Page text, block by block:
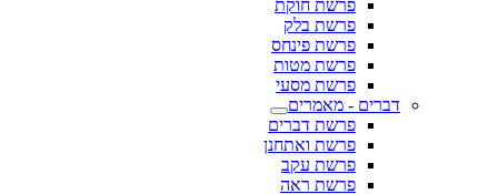
פרשת חוקת
פרשת בלק
פרשת פינחס
פרשת מטות
פרשת מסעי
דברים - מאמרים
פרשת דברים
פרשת ואתחנן
פרשת עקב
פרשת ראה